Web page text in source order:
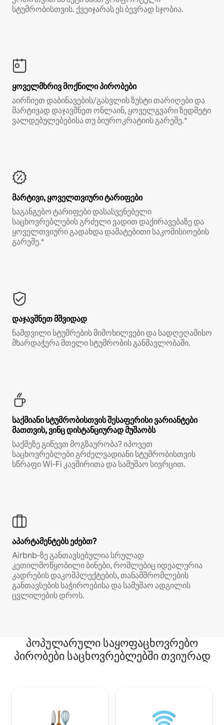
სტუმრობისთვის. ქვეიჯარას ეს ბევრად სჯობია.
ყოველმხრივ მოქნილი პირობები
აირჩიეთ დაბინავების/გასვლის ზუსტი თარიღები და
მარტივად დაჯავშნეთ ონლაინ, ყოველგვარი ზედმეტი
ვალდებულებებისა თუ ბიუროკრატიის გარეშე.*
მარტივი, ყოველთვიური ტარიფები
საგანგებო ტარიფები დასასვენებელი
საცხოვრებლების გრძელი ვადით დაქირავებაზე და
ყოველთვიური გადახდა დამატებითი საკომისიოების
გარეშე.*
დაჯავშნეთ მშვიდად
ნამდვილი სტუმრების მიმოხილვები და სადღეღამისო
მხარდაჭერა მთელი სტუმრობის განმავლობაში.
საქმიანი სტუმრობისთვის შესაფერისი ვარიანტები
მათთვის, ვინც დისტანციურად მუშაობს
საქმეზე გიწევთ მოგზაურობა? იპოვეთ
საცხოვრებლები გრძელვადიანი სტუმრობისთვის
სწრაფი Wi‑Fi კავშირითა და სამუშაო სივრცით.
აპარტამენტებს ეძებთ?
Airbnb‑ზე განთავსებულია სრულად
კეთილმოწყობილი ბინები, რომლებიც იდეალურია
კადრების დაკომპლექტების, თანამშრომლების
განთავსების საჭიროებისა და სამუშაო ადგილის
ცვლილების დროს.
პოპულარული საყოფაცხოვრებო
პირობები საცხოვრებლებში თვიურად